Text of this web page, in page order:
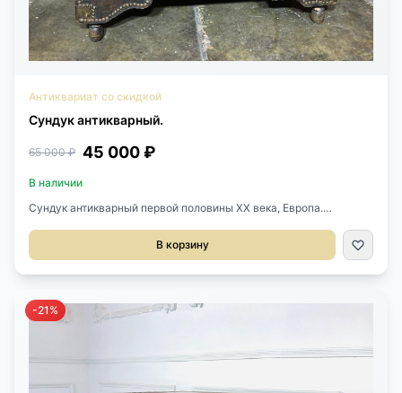
Антиквариат со скидкой
Сундук антикварный.
65 000 ₽ 45 000 ₽
В наличии
Сундук антикварный первой половины XX века, Европа.
Оригинальная латунная фурнитура. Размер 66х39х55h см.
В корзину
-21%